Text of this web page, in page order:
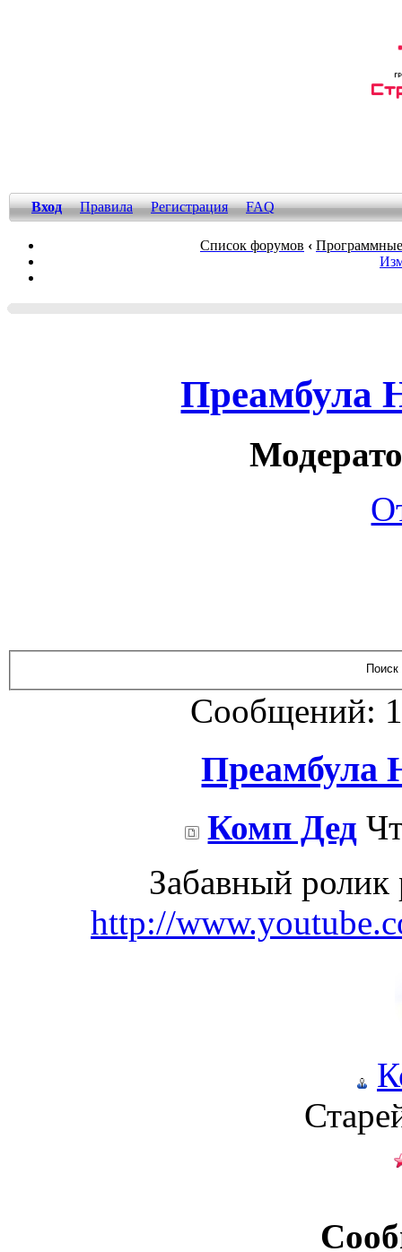
Вход Правила Регистрация FAQ
Список форумов ‹
Преамбула
Сообщений:
Преамбула
Комп Дед
Забавный
http://